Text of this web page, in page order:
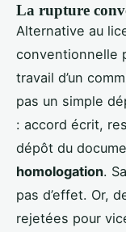
La rupture
Alternative au
conventionnelle
travail d’un
pas un simple
: accord écrit,
dépôt du
homologation.
pas d’effet. Or,
rejetées pour